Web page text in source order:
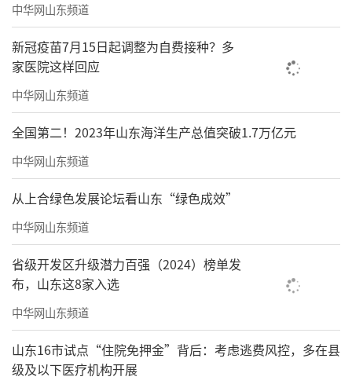
中华网山东频道
新冠疫苗7月15日起调整为自费接种？多
家医院这样回应
中华网山东频道
全国第二！2023年山东海洋生产总值突破1.7万亿元
中华网山东频道
从上合绿色发展论坛看山东“绿色成效”
中华网山东频道
省级开发区升级潜力百强（2024）榜单发
布，山东这8家入选
中华网山东频道
山东16市试点“住院免押金”背后：考虑逃费风控，多在县
级及以下医疗机构开展